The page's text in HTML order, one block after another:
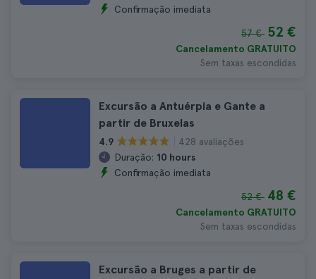
Confirmação imediata
57 € 52 €
Cancelamento GRATUITO
Sem taxas escondidas
Excursão a Antuérpia e Gante a
partir de Bruxelas
4.9
428 avaliações
Duração: 10 hours
Confirmação imediata
52 € 48 €
Cancelamento GRATUITO
Sem taxas escondidas
Excursão a Bruges a partir de